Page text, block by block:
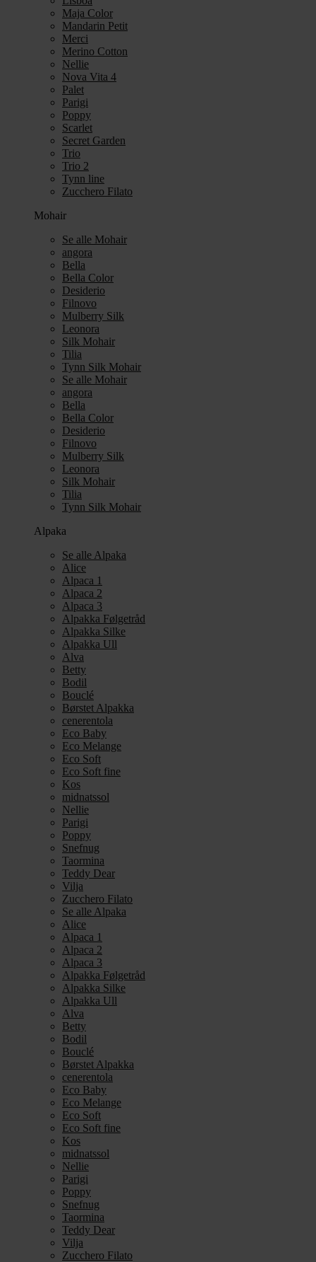
Maja Color
Mandarin Petit
Merci
Merino Cotton
Nellie
Nova Vita 4
Palet
Parigi
Poppy
Scarlet
Secret Garden
Trio
Trio 2
Tynn line
Zucchero Filato
Mohair
Se alle Mohair
angora
Bella
Bella Color
Desiderio
Filnovo
Mulberry Silk
Leonora
Silk Mohair
Tilia
Tynn Silk Mohair
Se alle Mohair
angora
Bella
Bella Color
Desiderio
Filnovo
Mulberry Silk
Leonora
Silk Mohair
Tilia
Tynn Silk Mohair
Alpaka
Se alle Alpaka
Alice
Alpaca 1
Alpaca 2
Alpaca 3
Alpakka Følgetråd
Alpakka Silke
Alpakka Ull
Alva
Betty
Bodil
Bouclé
Børstet Alpakka
cenerentola
Eco Baby
Eco Melange
Eco Soft
Eco Soft fine
Kos
midnatssol
Nellie
Parigi
Poppy
Snefnug
Taormina
Teddy Dear
Vilja
Zucchero Filato
Se alle Alpaka
Alice
Alpaca 1
Alpaca 2
Alpaca 3
Alpakka Følgetråd
Alpakka Silke
Alpakka Ull
Alva
Betty
Bodil
Bouclé
Børstet Alpakka
cenerentola
Eco Baby
Eco Melange
Eco Soft
Eco Soft fine
Kos
midnatssol
Nellie
Parigi
Poppy
Snefnug
Taormina
Teddy Dear
Vilja
Zucchero Filato